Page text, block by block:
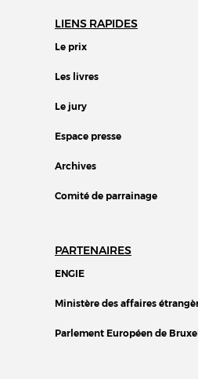
LIENS RAPIDES
Le prix
Les livres
Le jury
Espace presse
Archives
Comité de parrainage
PARTENAIRES
ENGIE
Ministère des affaires
Parlement Européen de